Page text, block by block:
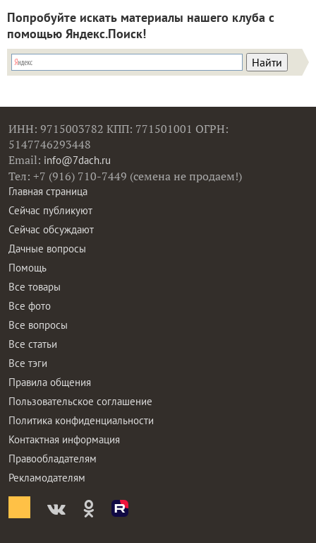
Попробуйте искать материалы нашего клуба с
помощью Яндекс.Поиск!
ИНН: 9715003782 КПП: 771501001 ОГРН:
5147746293448
Email: info@7dach.ru
Тел: +7 (916) 710-7449 (семена не продаем!)
Главная страница
Сейчас публикуют
Сейчас обсуждают
Дачные вопросы
Помощь
Все товары
Все фото
Все вопросы
Все статьи
Все тэги
Правила общения
Пользовательское соглашение
Политика конфиденциальности
Контактная информация
Правообладателям
Рекламодателям